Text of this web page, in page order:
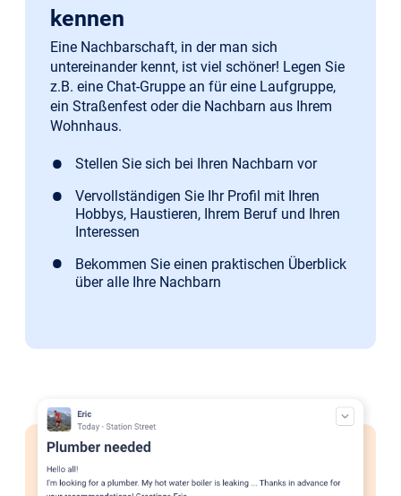
kennen
Eine Nachbarschaft, in der man sich
untereinander kennt, ist viel schöner! Legen Sie
z.B. eine Chat-Gruppe an für eine Laufgruppe,
ein Straßenfest oder die Nachbarn aus Ihrem
Wohnhaus.
Stellen Sie sich bei Ihren Nachbarn vor
Vervollständigen Sie Ihr Profil mit Ihren
Hobbys, Haustieren, Ihrem Beruf und Ihren
Interessen
Bekommen Sie einen praktischen Überblick
über alle Ihre Nachbarn